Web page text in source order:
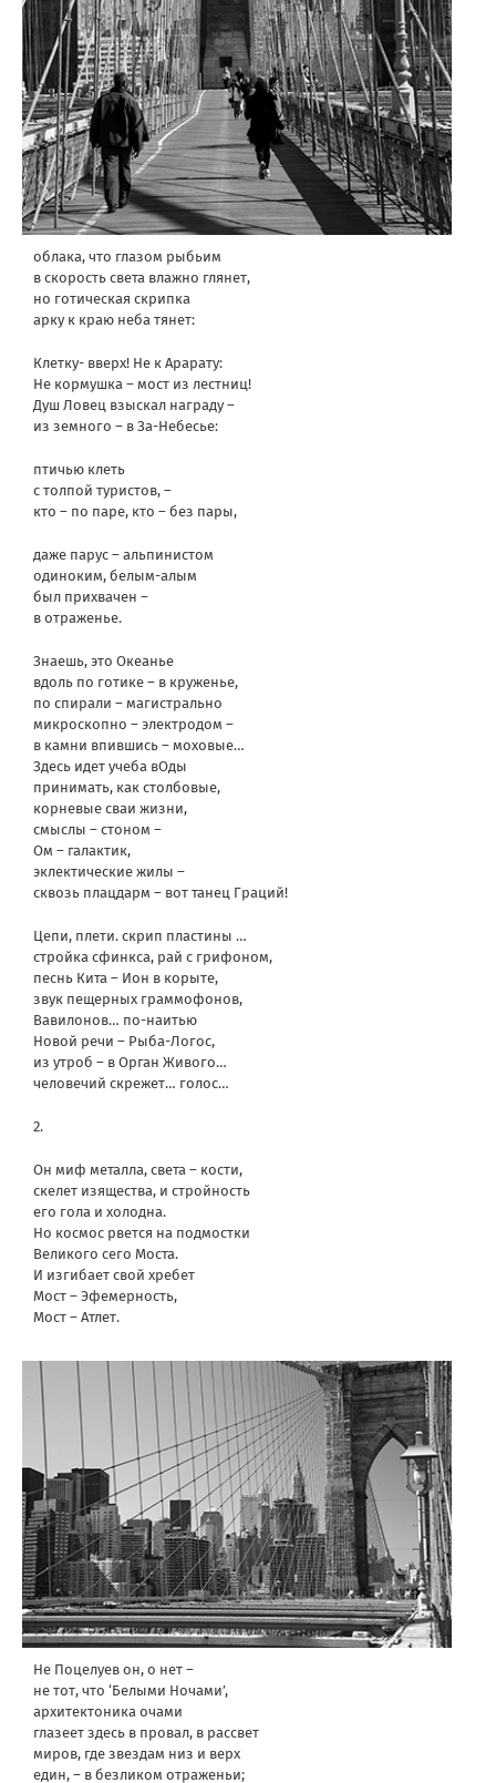
облака, что глазом рыбьим
в скорость света влажно глянет,
но готическая скрипка
арку к краю неба тянет:
Клетку- вверх! Не к Арарату:
Не кормушка – мост из лестниц!
Душ Ловец взыскал награду –
из земного – в За-Небесье:
птичью клеть
с толпой туристов, –
кто – по паре, кто – без пары,
даже парус – альпинистом
одиноким, белым-алым
был прихвачен –
в отраженье.
Знаешь, это Океанье
вдоль по готике – в круженье,
по спирали – магистрально
микроскопно – электродом –
в камни впившись – моховые…
Здесь идет учеба вОды
принимать, как столбовые,
корневые сваи жизни,
смыслы – стоном –
Ом – галактик,
эклектические жилы –
сквозь плацдарм – вот танец Граций!
Цепи, плети. скрип пластины …
стройка сфинкса, рай с грифоном,
песнь Кита – Ион в корыте,
звук пещерных граммофонов,
Вавилонов… по-наитью
Новой речи – Рыба-Логос,
из утроб – в Орган Живого…
человечий скрежет… голос…
2.
Он миф металла, света – кости,
скелет изящества, и стройность
его гола и холодна.
Но космос рвется на подмостки
Великого сего Моста.
И изгибает свой хребет
Мост – Эфемерность,
Мост – Атлет.
Не Поцелуев он, o нет –
не тот, что ‘Белыми Ночами’,
архитектоника очами
глазеет здесь в провал, в рассвет
миров, где звездам низ и верх
един, – в безликом отраженьи;